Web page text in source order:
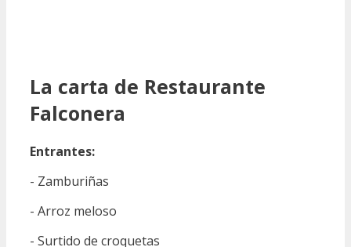
La carta de Restaurante
Falconera
Entrantes:
- Zamburiñas
- Arroz meloso
- Surtido de croquetas